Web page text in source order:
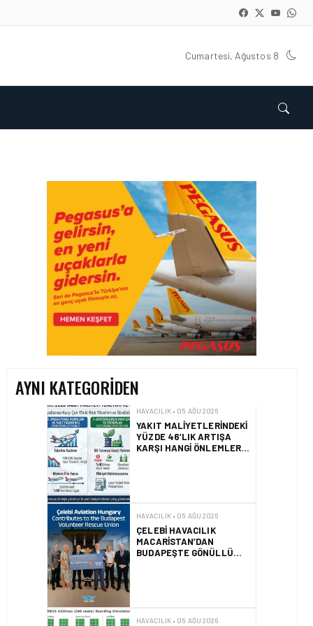
Cumartesi, Ağustos 8
AYNI KATEGORIDEN
HAVACILIK • 06 AĞU 2026
HITIT BILIŞIM 500’DE
SEKTÖREL YAZILIM
BIRINCISI
HAVACILIK • 05 AĞU 2026
YAKIT MALIYETLERINDEKI
YÜZDE 46’LIK ARTIŞA
KARŞI HANGI ÖNLEMLER
ALINIYOR?
ÇELEBI HAVACILIK
MACARISTAN’DAN
BUDAPEŞTE GÖNÜLLÜ
KURTARMA BIRLIĞI’NE
AIRBUS A320NEO
UÇAKLARINDA YOLCU
BINIŞ SÜREÇLERI
SIMÜLASYONLA TEST